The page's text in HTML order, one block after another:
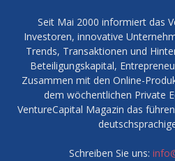
Seit Mai 2000 informiert das
Investoren, innovative
Trends, Transaktionen und
Beteiligungskapital,
Zusammen mit den Online-
dem wöchentlichen Private
VentureCapital Magazin das
Schreiben Sie uns: